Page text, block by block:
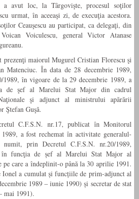
a avut loc, la Târgovişte, procesul soţilor
urmat, în aceeaşi zi, de execuţia acestora.
Ceauşescu au participat, ca delegaţi, din
Voiculescu, general Victor Atanase
prezenţi maiorul Mugurel Cristian Florescu şi
Matenciuc. În data de 28 decembrie 1989,
1989, în vigoare de la 29 decembrie 1989, a
de şef al Marelui Stat Major din cadrul
şi adjunct al ministrului apărării
Ştefan Guşă.
C.F.S.N. nr.17, publicat în Monitorul
a fost rechemat în activitate generalul-
prin Decretul C.F.S.N. nr.20/1989,
în funcţia de șef al Marelui Stat Major al
care a îndeplinit-o până la 30 aprilie 1991.
Ionel a cumulat și funcțiile de prim-adjunct al
1989 – iunie 1990) și secretar de stat
mai 1991).